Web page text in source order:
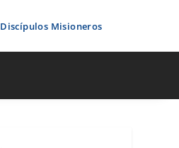
Discípulos Misioneros